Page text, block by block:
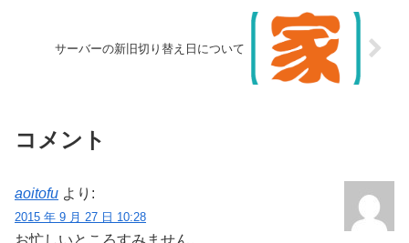
サーバーの新旧切り替え日について
コメント
aoitofu より:
2015 年 9 月 27 日 10:28
お忙しいところすみません。